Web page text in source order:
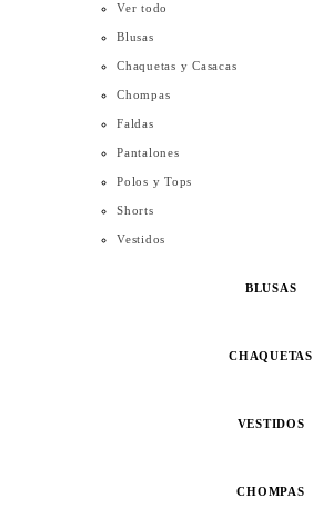
Ver todo
Blusas
Chaquetas y Casacas
Chompas
Faldas
Pantalones
Polos y Tops
Shorts
Vestidos
BLUSAS
CHAQUETAS
VESTIDOS
CHOMPAS